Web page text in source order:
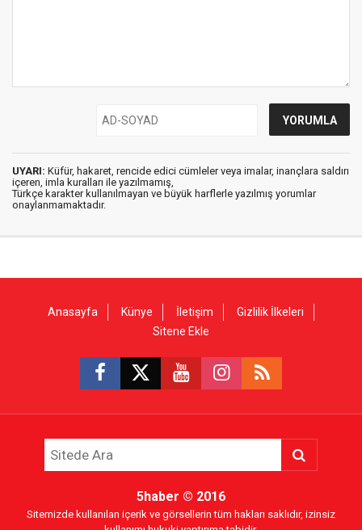
UYARI: Küfür, hakaret, rencide edici cümleler veya imalar, inançlara saldırı
içeren, imla kuralları ile yazılmamış,
Türkçe karakter kullanılmayan ve büyük harflerle yazılmış yorumlar
onaylanmamaktadır.
Anasayfa Künye İletişim
Gizlilik İlkeleri
Sitene Ekle
5haber © 2016
Sitemizde kullanılan içerik ve görsellerin tüm hakları saklıdır, izinsiz